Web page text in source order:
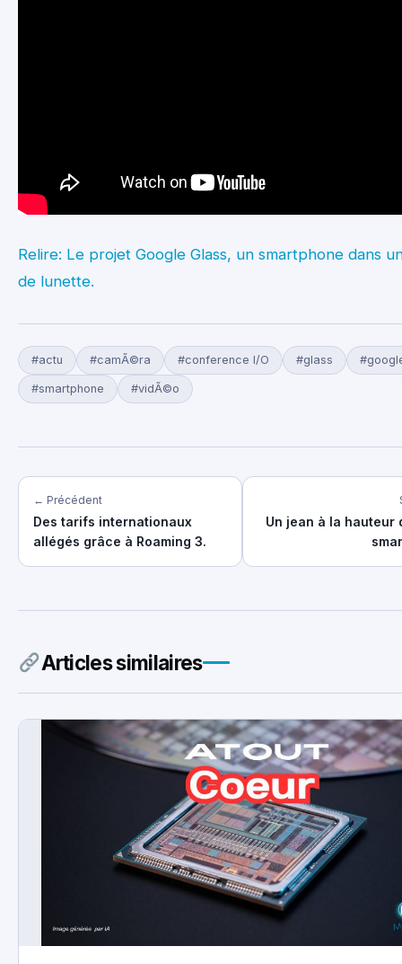
Relire: Le projet Google Glass, un smartphone dans
de lunette.
#actu #camÃ©ra #conference I/O #glass
#smartphone #vidÃ©o
← Précédent
Des tarifs internationaux
allégés grâce à Roaming 3.
Un jean à la hauteur
Articles similaires